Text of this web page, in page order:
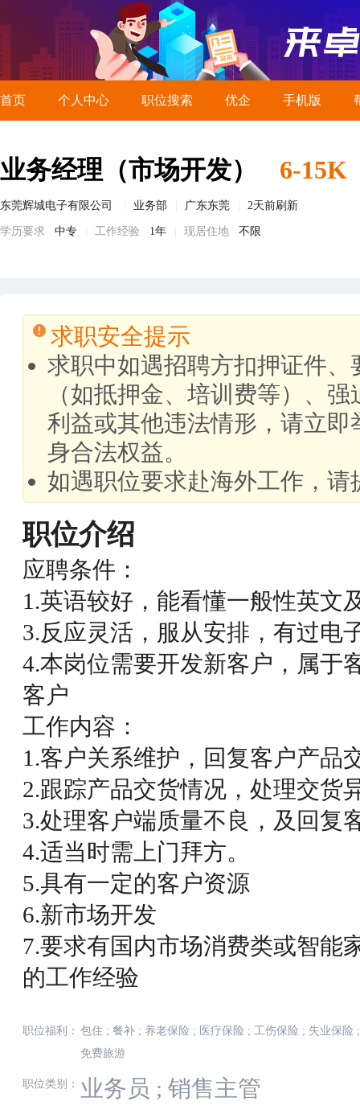
首页 个人中心 职位搜索 优企 手机版
业务经理（市场开发） 6-15K
东莞辉城电子有限公司 业务部 广东东莞 2天前刷新
学历要求 中专 工作经验 1年 现居住地 不限
求职安全提示
求职中如遇招聘方扣押证件
（如抵押金、培训费等）、
利益或其他违法情形，请立
身合法权益。
如遇职位要求赴海外工作，
职位介绍
应聘条件：
1.英语较好，能看懂一般性英文
3.反应灵活，服从安排，有过电
4.本岗位需要开发新客户，属于
客户
工作内容：
1.客户关系维护，回复客户产品
2.跟踪产品交货情况，处理交货
3.处理客户端质量不良，及回复
4.适当时需上门拜方。
5.具有一定的客户资源
6.新市场开发
7.要求有国内市场消费类或智能
的工作经验
职位福利： 包住 ; 餐补 ; 养老保险 ; 医疗保险 ; 工伤保险 ; 失业保险 ;
免费旅游
职位类别： 业务员 ; 销售主管